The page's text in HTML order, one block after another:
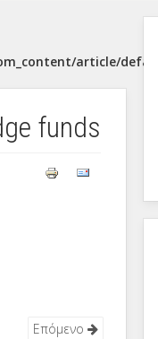
article/
funds
Επόμενο